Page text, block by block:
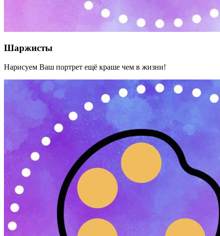
Шаржисты
Нарисуем Ваш портрет ещё краше чем в жизни!